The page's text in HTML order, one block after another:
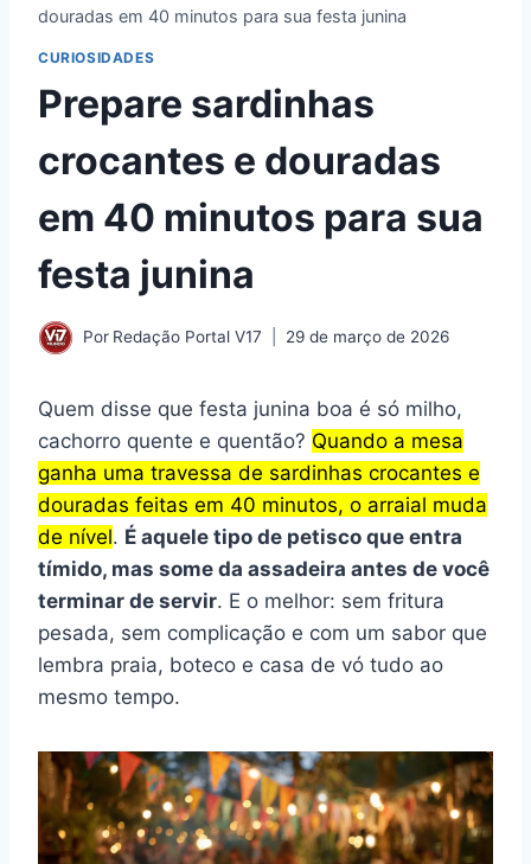
douradas em 40 minutos para sua festa junina
CURIOSIDADES
Prepare sardinhas
crocantes e douradas
em 40 minutos para sua
festa junina
Por Redação Portal V17 29 de março de 2026
Quem disse que festa junina boa é só milho,
cachorro quente e quentão? Quando a mesa
ganha uma travessa de sardinhas crocantes e
douradas feitas em 40 minutos, o arraial muda
de nível. É aquele tipo de petisco que entra
tímido, mas some da assadeira antes de você
terminar de servir. E o melhor: sem fritura
pesada, sem complicação e com um sabor que
lembra praia, boteco e casa de vó tudo ao
mesmo tempo.